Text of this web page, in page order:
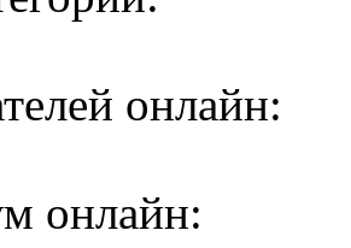
онлайн:
онлайн: